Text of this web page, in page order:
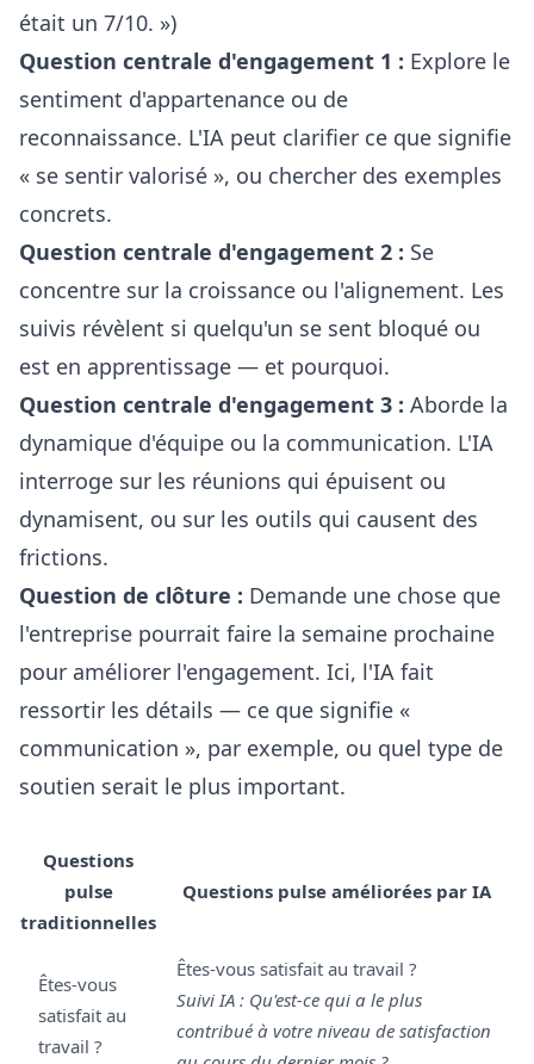
était un 7/10. »)
Question centrale d'engagement 1 : Explore le
sentiment d'appartenance ou de
reconnaissance. L'IA peut clarifier ce que signifie
« se sentir valorisé », ou chercher des exemples
concrets.
Question centrale d'engagement 2 : Se
concentre sur la croissance ou l'alignement. Les
suivis révèlent si quelqu'un se sent bloqué ou
est en apprentissage — et pourquoi.
Question centrale d'engagement 3 : Aborde la
dynamique d'équipe ou la communication. L'IA
interroge sur les réunions qui épuisent ou
dynamisent, ou sur les outils qui causent des
frictions.
Question de clôture : Demande une chose que
l'entreprise pourrait faire la semaine prochaine
pour améliorer l'engagement. Ici, l'IA fait
ressortir les détails — ce que signifie «
communication », par exemple, ou quel type de
soutien serait le plus important.
Questions
pulse
traditionnelles
Questions pulse améliorées par IA
Êtes-vous
satisfait au
travail ?
Êtes-vous satisfait au travail ?
Suivi IA : Qu'est-ce qui a le plus
contribué à votre niveau de satisfaction